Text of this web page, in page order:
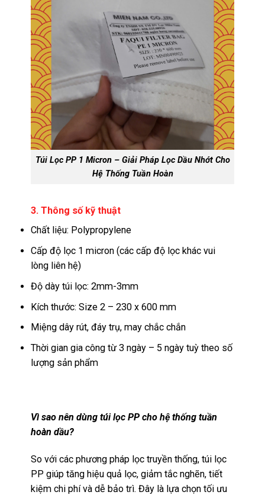
Túi Lọc PP 1 Micron – Giải Pháp Lọc Dầu Nhớt Cho
Hệ Thống Tuần Hoàn
3. Thông số kỹ thuật
Chất liệu: Polypropylene
Cấp độ lọc 1 micron (các cấp độ lọc khác vui
lòng liên hệ)
Độ dày túi lọc: 2mm-3mm
Kích thước: Size 2 – 230 x 600 mm
Miệng dây rút, đáy trụ, may chắc chắn
Thời gian gia công từ 3 ngày – 5 ngày tuỳ theo số
lượng sản phẩm
Vì sao nên dùng túi lọc PP cho hệ thống tuần
hoàn dầu?
So với các phương pháp lọc truyền thống, túi lọc
PP giúp tăng hiệu quả lọc, giảm tắc nghẽn, tiết
kiệm chi phí và dễ bảo trì. Đây là lựa chọn tối ưu